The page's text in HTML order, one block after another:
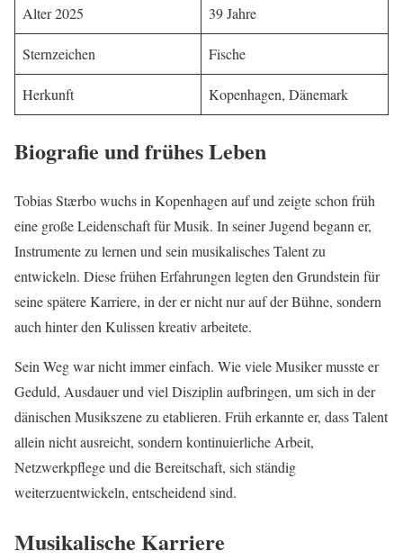
Alter 2025 39 Jahre
Sternzeichen Fische
Herkunft Kopenhagen, Dänemark
Biografie und frühes Leben
Tobias Stærbo wuchs in Kopenhagen auf und zeigte schon früh
eine große Leidenschaft für Musik. In seiner Jugend begann er,
Instrumente zu lernen und sein musikalisches Talent zu
entwickeln. Diese frühen Erfahrungen legten den Grundstein für
seine spätere Karriere, in der er nicht nur auf der Bühne, sondern
auch hinter den Kulissen kreativ arbeitete.
Sein Weg war nicht immer einfach. Wie viele Musiker musste er
Geduld, Ausdauer und viel Disziplin aufbringen, um sich in der
dänischen Musikszene zu etablieren. Früh erkannte er, dass Talent
allein nicht ausreicht, sondern kontinuierliche Arbeit,
Netzwerkpflege und die Bereitschaft, sich ständig
weiterzuentwickeln, entscheidend sind.
Musikalische Karriere